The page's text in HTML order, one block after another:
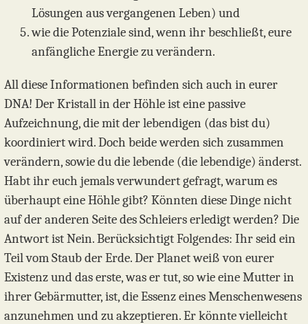
Lösungen aus vergangenen Leben) und
wie die Potenziale sind, wenn ihr beschließt, eure
anfängliche Energie zu verändern.
All diese Informationen befinden sich auch in eurer
DNA! Der Kristall in der Höhle ist eine passive
Aufzeichnung, die mit der lebendigen (das bist du)
koordiniert wird. Doch beide werden sich zusammen
verändern, sowie du die lebende (die lebendige) änderst.
Habt ihr euch jemals verwundert gefragt, warum es
überhaupt eine Höhle gibt? Könnten diese Dinge nicht
auf der anderen Seite des Schleiers erledigt werden? Die
Antwort ist Nein. Berücksichtigt Folgendes: Ihr seid ein
Teil vom Staub der Erde. Der Planet weiß von eurer
Existenz und das erste, was er tut, so wie eine Mutter in
ihrer Gebärmutter, ist, die Essenz eines Menschenwesens
anzunehmen und zu akzeptieren. Er könnte vielleicht